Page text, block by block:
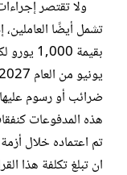
ولا تقتصر
تشمل أيضًا
بقيمة
ضرائب أو رسوم
هذه المدفوعات